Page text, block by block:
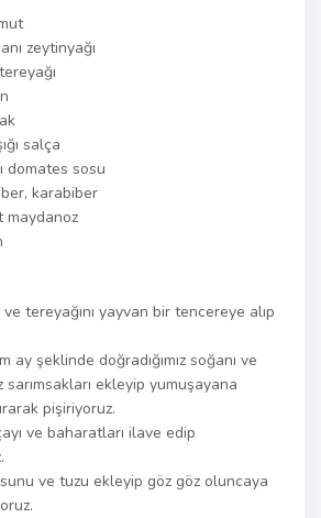
zeytinyağı
salça
domates sosu
karabiber
maydanoz
ve tereyağını yayvan bir tencereye alıp
ay şeklinde doğradığımız soğanı ve
sarımsakları ekleyip yumuşayana
pişiriyoruz.
ve baharatları ilave edip
ve tuzu ekleyip göz göz oluncaya